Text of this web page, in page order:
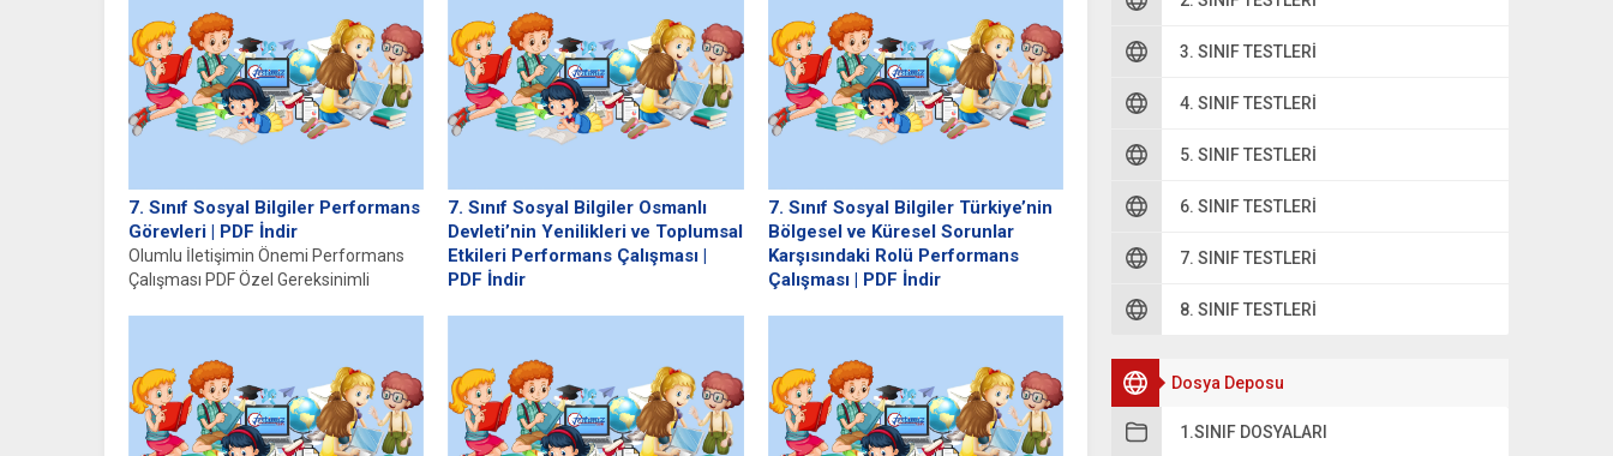
3. SINIF TESTLERI
4. SINIF TESTLERI
5. SINIF TESTLERI
6. SINIF TESTLERI
7. SINIF TESTLERI
8. SINIF TESTLERI
Dosya Deposu
1.SINIF DOSYALARI
7. Sınıf Sosyal Bilgiler Performans
Görevleri | PDF İndir
Olumlu İletişimin Önemi Performans
Çalışması PDF Özel Gereksinimli
7. Sınıf Sosyal Bilgiler Osmanlı
Devleti’nin Yenilikleri ve Toplumsal
Etkileri Performans Çalışması |
PDF İndir
başlarından...
7. Sınıf Sosyal Bilgiler Türkiye’nin
Bölgesel ve Küresel Sorunlar
Karşısındaki Rolü Performans
Çalışması | PDF İndir
bölgesel hem...